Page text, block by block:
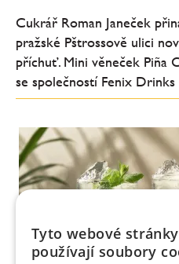
Cukrář Roman Janeček
pražské Pštrossově ulici
příchuť. Mini věneček Piña
se společností Fenix Drinks
Tyto webové stránky
používají soubory